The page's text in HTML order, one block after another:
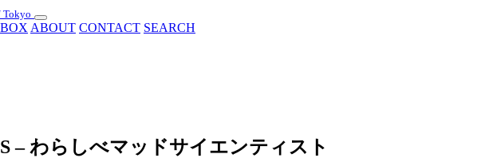
Tokyo
Toggle
navigation
ABOUT CONTACT SEARCH
– わらしべマッドサイエンティスト